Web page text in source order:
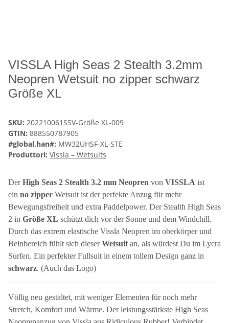
VISSLA High Seas 2 Stealth 3.2mm
Neopren Wetsuit no zipper schwarz
Größe XL
SKU: 202210061SSV-Größe XL-009
GTIN: 888550787905
#global.han#: MW32UHSF-XL-STE
Produttori: Vissla – Wetsuits
DerHigh Seas 2 Stealth 3.2 mm Neopren von VISSLA ist
ein no zipper Wetsuit ist der perfekte Anzug für mehr
Bewegungsfreiheit und extra Paddelpower. Der Stealth High Seas
2 in Größe XL schützt dich vor der Sonne und dem Windchill.
Durch das extrem elastische Vissla Neopren im oberkörper und
Beinbereich fühlt sich dieserWetsuit an, als würdest Du im Lycra
Surfen. Ein perfekter Fullsuit in einem tollem Design ganz in
schwarz. (Auch das Logo)
Völlig neu gestaltet, mit weniger Elementen für noch mehr
Stretch, Komfort und Wärme. Der leistungsstärkste High Seas